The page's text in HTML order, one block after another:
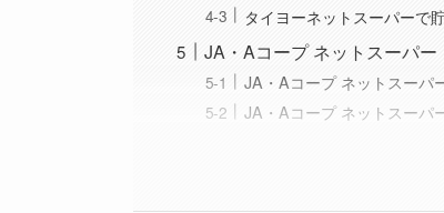
タイヨーネットスーパーで
JA・Aコープ ネットスーパー
JA・Aコープ ネットスーパ
JA・Aコープ ネットスーパ